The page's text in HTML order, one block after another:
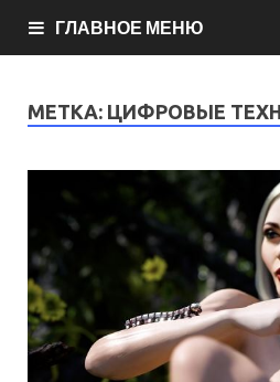
ГЛАВНОЕ МЕНЮ
МЕТКА: ЦИФРОВЫЕ